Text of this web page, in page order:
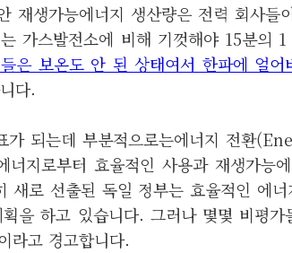
재생가능에너지 생산량은 전력 회사들
가스발전소에 비해 기껏해야 15분의
은 보온도 안 된 상태여서 한파에 얼어
다.
가 되는데 부분적으로는에너지 전환
너지로부터 효율적인 사용과 재생가능
새로 선출된 독일 정부는 효율적인 에
을 하고 있습니다. 그러나 몇몇 비평가
라고 경고합니다.